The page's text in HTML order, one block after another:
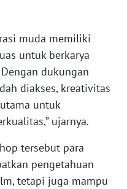
muda memiliki
untuk berkarya
dukungan
diakses, kreativitas
untuk
ujarnya.
tersebut para
pengetahuan
tetapi juga mampu